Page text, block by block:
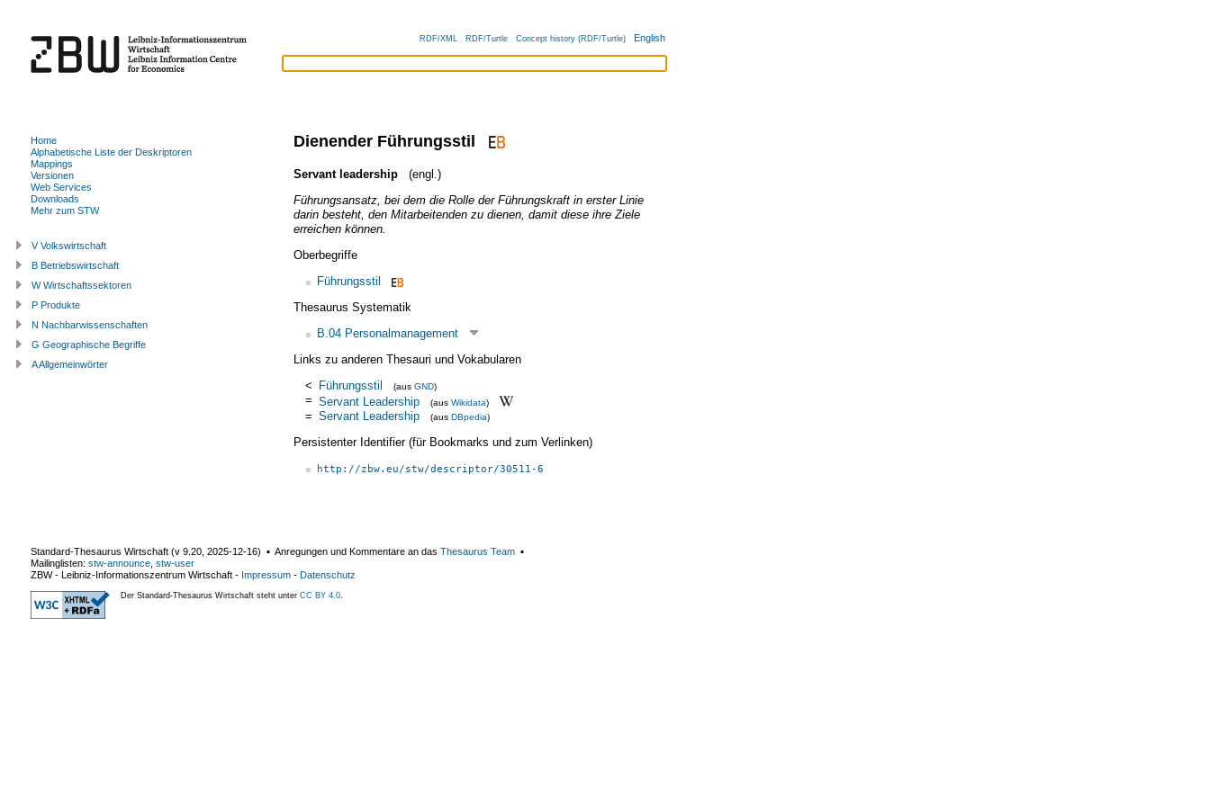
RDF/XML RDF/Turtle Concept history (RDF/Turtle) English
Dienender Führungsstil
Servant leadership
(engl.)
Führungsansatz, bei dem die Rolle der Führungskraft in erster Linie
darin besteht, den Mitarbeitenden zu dienen, damit diese ihre Ziele
erreichen können.
Oberbegriffe
Führungsstil
Thesaurus Systematik
B.04 Personalmanagement
Links zu anderen Thesauri und Vokabularen
< Führungsstil (aus GND)
= Servant Leadership (aus Wikidata)
= Servant Leadership (aus DBpedia)
Persistenter Identifier (für Bookmarks und zum Verlinken)
http://zbw.eu/stw/descriptor/30511-6
Home
Alphabetische Liste der Deskriptoren
Mappings
Versionen
Web Services
Downloads
Mehr zum STW
V Volkswirtschaft
B Betriebswirtschaft
W Wirtschaftssektoren
P Produkte
N Nachbarwissenschaften
G Geographische Begriffe
A Allgemeinwörter
Standard-Thesaurus Wirtschaft (v 9.20 2025-12-16) ▪ Anregungen und Kommentare an das Thesaurus Team ▪
Mailinglisten: stw-announce stw-user
ZBW - Leibniz-Informationszentrum Wirtschaft - Impressum - Datenschutz
Der Standard-Thesaurus Wirtschaft steht unter CC BY 4.0